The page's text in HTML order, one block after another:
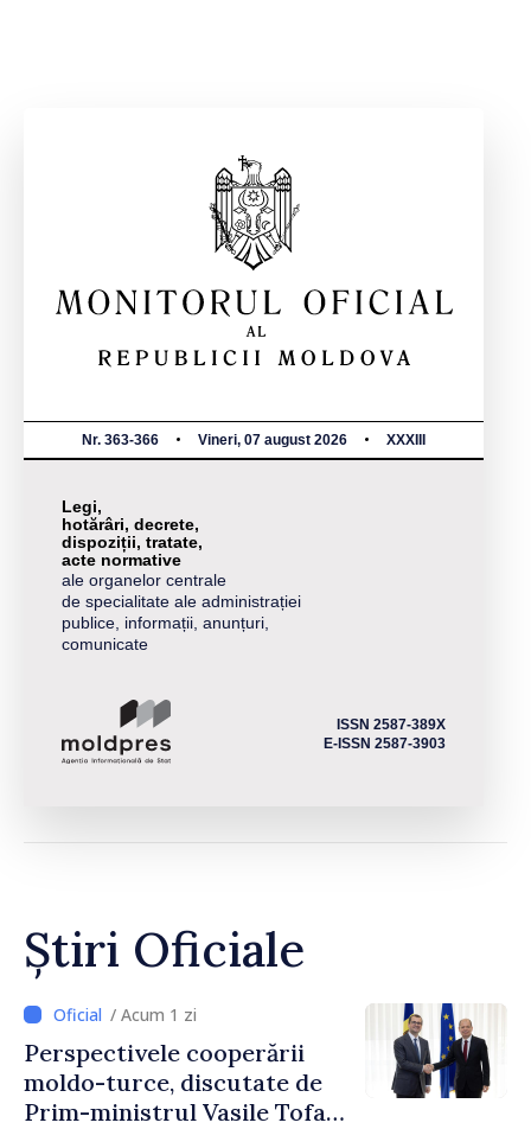
Nr. 363-366 Vineri, 07 august 2026 XXXIII
Legi,
hotărâri, decrete,
dispoziții, tratate,
acte normative
ale organelor centrale
de specialitate ale administrației
publice, informații, anunțuri,
comunicate
ISSN 2587-389X
E-ISSN 2587-3903
Știri Oficiale
/ Acum 1 zi
Perspectivele cooperării
moldo-turce, discutate de
Prim-ministrul Vasile Tofan